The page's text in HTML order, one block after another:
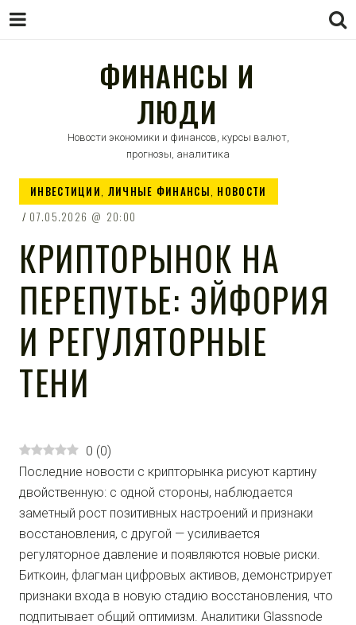
ФИНАНСЫ И
ЛЮДИ
Новости экономики и финансов, курсы валют,
прогнозы, аналитика
ИНВЕСТИЦИИ, ЛИЧНЫЕ ФИНАНСЫ, НОВОСТИ
07.05.2026
20:00
КРИПТОРЫНОК НА
ПЕРЕПУТЬЕ: ЭЙФОРИЯ
И РЕГУЛЯТОРНЫЕ
ТЕНИ
0 (0)
Последние новости с крипторынка рисуют картину
двойственную: с одной стороны, наблюдается
заметный рост позитивных настроений и признаки
восстановления, с другой — усиливается
регуляторное давление и появляются новые риски.
Биткоин, флагман цифровых активов, демонстрирует
признаки входа в новую стадию восстановления, что
подпитывает общий оптимизм. Аналитики Glassnode